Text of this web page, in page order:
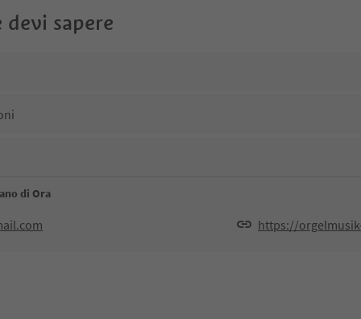
sapere
di Ora
https://